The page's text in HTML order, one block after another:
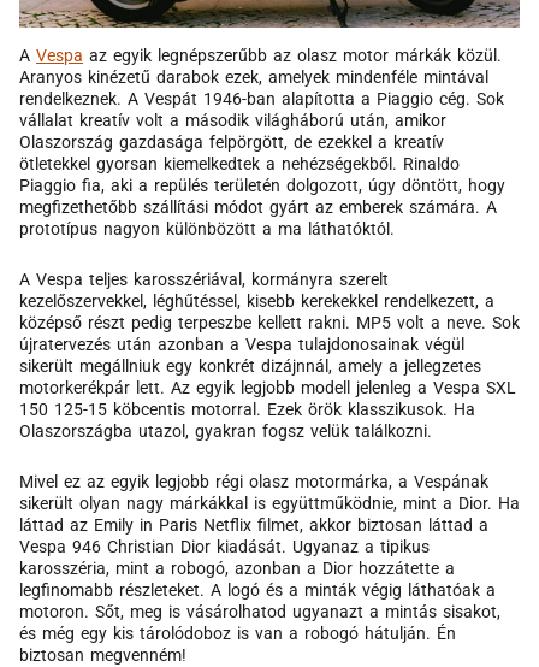
A Vespa az egyik legnépszerűbb az olasz motor márkák közül.
Aranyos kinézetű darabok ezek, amelyek mindenféle mintával
rendelkeznek. A Vespát 1946-ban alapította a Piaggio cég. Sok
vállalat kreatív volt a második világháború után, amikor
Olaszország gazdasága felpörgött, de ezekkel a kreatív
ötletekkel gyorsan kiemelkedtek a nehézségekből. Rinaldo
Piaggio fia, aki a repülés területén dolgozott, úgy döntött, hogy
megfizethetőbb szállítási módot gyárt az emberek számára. A
prototípus nagyon különbözött a ma láthatóktól.
A Vespa teljes karosszériával, kormányra szerelt
kezelőszervekkel, léghűtéssel, kisebb kerekekkel rendelkezett, a
középső részt pedig terpeszbe kellett rakni. MP5 volt a neve. Sok
újratervezés után azonban a Vespa tulajdonosainak végül
sikerült megállniuk egy konkrét dizájnnál, amely a jellegzetes
motorkerékpár lett. Az egyik legjobb modell jelenleg a Vespa SXL
150 125-15 köbcentis motorral. Ezek örök klasszikusok. Ha
Olaszországba utazol, gyakran fogsz velük találkozni.
Mivel ez az egyik legjobb régi olasz motormárka, a Vespának
sikerült olyan nagy márkákkal is együttműködnie, mint a Dior. Ha
láttad az Emily in Paris Netflix filmet, akkor biztosan láttad a
Vespa 946 Christian Dior kiadását. Ugyanaz a tipikus
karosszéria, mint a robogó, azonban a Dior hozzátette a
legfinomabb részleteket. A logó és a minták végig láthatóak a
motoron. Sőt, meg is vásárolhatod ugyanazt a mintás sisakot,
és még egy kis tárolódoboz is van a robogó hátulján. Én
biztosan megvenném!